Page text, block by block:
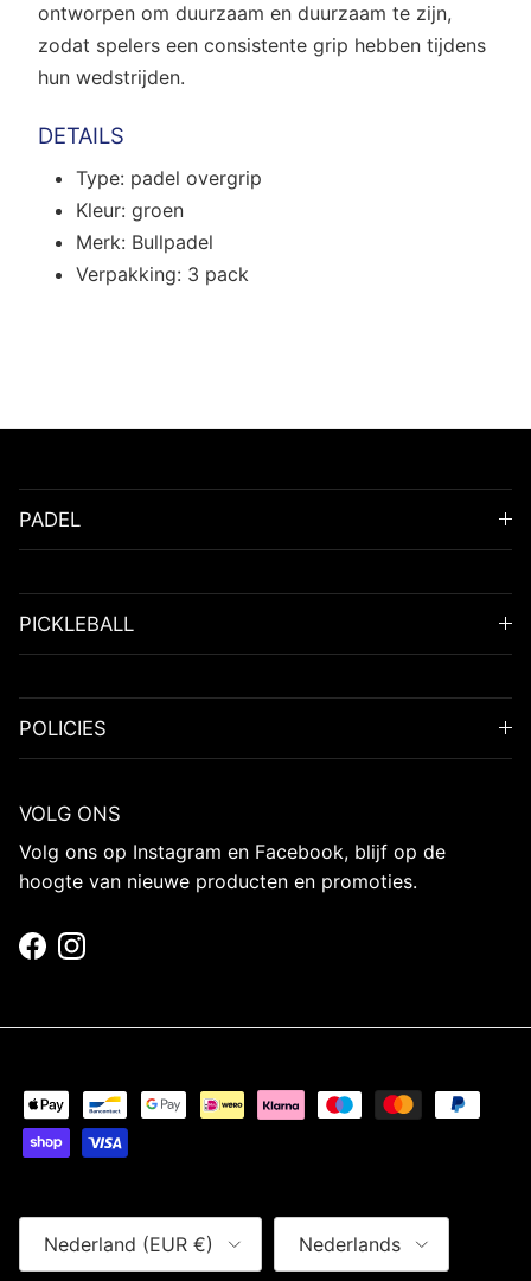
ontworpen om duurzaam en duurzaam te zijn,
zodat spelers een consistente grip hebben tijdens
hun wedstrijden.
DETAILS
Type: padel overgrip
Kleur: groen
Merk: Bullpadel
Verpakking: 3 pack
PADEL
PICKLEBALL
POLICIES
VOLG ONS
Volg ons op Instagram en Facebook, blijf op de
hoogte van nieuwe producten en promoties.
FacebookInstagram
Nederland (EUR €) Nederlands